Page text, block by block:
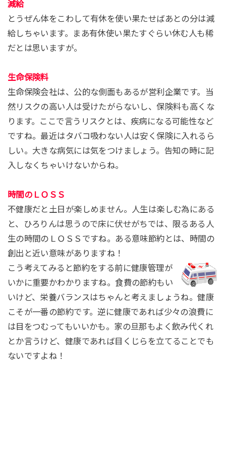
減給
とうぜん体をこわして有休を使い果たせばあとの分は減
給しちゃいます。まあ有休使い果たすぐらい休む人も稀
だとは思いますが。
生命保険料
生命保険会社は、公的な側面もあるが営利企業です。当
然リスクの高い人は受けたがらないし、保険料も高くな
ります。ここで言うリスクとは、疾病になる可能性など
ですね。最近はタバコ吸わない人は安く保険に入れるら
しい。大きな病気には気をつけましょう。告知の時に記
入しなくちゃいけないからね。
時間のＬＯＳＳ
不健康だと土日が楽しめません。人生は楽しむ為にある
と、ひろりんは思うので床に伏せがちでは、限るある人
生の時間のＬＯＳＳですね。ある意味節約とは、時間の
創出と近い意味がありますね！
こ う考えてみると節約をする前に健康管理が
いかに重要かわかりますね。食費の節約もい
いけど、栄養バランスはちゃんと考えましょうね。健康
こそが一番の節約です。逆に健康であれば少々の浪費に
は目をつむってもいいかも。家の旦那もよく飲み代くれ
とか言うけど、健康であれば目くじらを立てることでも
ないですよね！